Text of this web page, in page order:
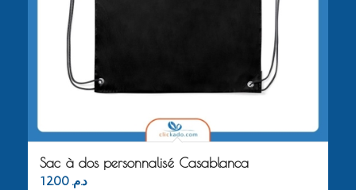
Sac à dos personnalisé Casablanca
د.م. 12.00